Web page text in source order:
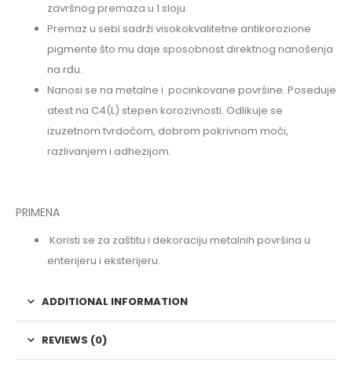
završnog premaza u 1 sloju.
Premaz u sebi sadrži visokokvalitetne antikorozione
pigmente što mu daje sposobnost direktnog nanošenja
na rđu.
Nanosi se na metalne i pocinkovane površine. Poseduje
atest na C4(L) stepen korozivnosti. Odlikuje se
izuzetnom tvrdoćom, dobrom pokrivnom moći,
razlivanjem i adhezijom.
PRIMENA
Koristi se za zaštitu i dekoraciju metalnih površina u
enterijeru i eksterijeru.
ADDITIONAL INFORMATION
REVIEWS (0)